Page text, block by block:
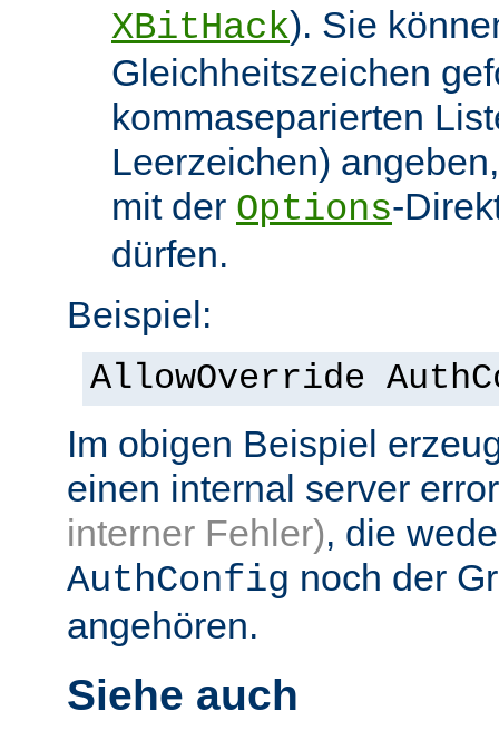
XBitHack). Sie
Gleichheitszeichen
kommaseparierten
Leerzeichen)
mit der Options-
dürfen.
Beispiel:
AllowOverride
Im obigen Beispiel
einen internal server
interner Fehler), die
AuthConfig noch der
angehören.
Siehe auch